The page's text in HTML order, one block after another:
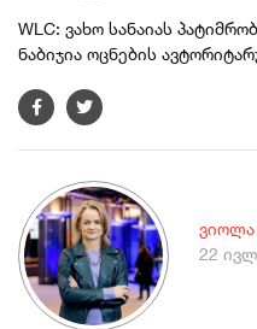
WLC: ვახო სანაიას
ნაბიჯია ოცნების
ვიოლა
22